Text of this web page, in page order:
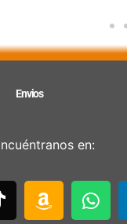
Envios
en: